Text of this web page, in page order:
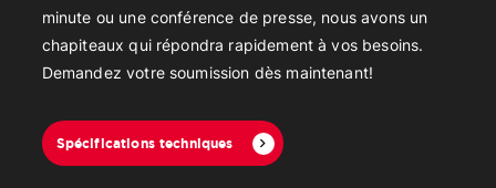
minute ou une conférence de presse, nous avons un
chapiteaux qui répondra rapidement à vos besoins.
Demandez votre soumission dès maintenant!
Spécifications techniques